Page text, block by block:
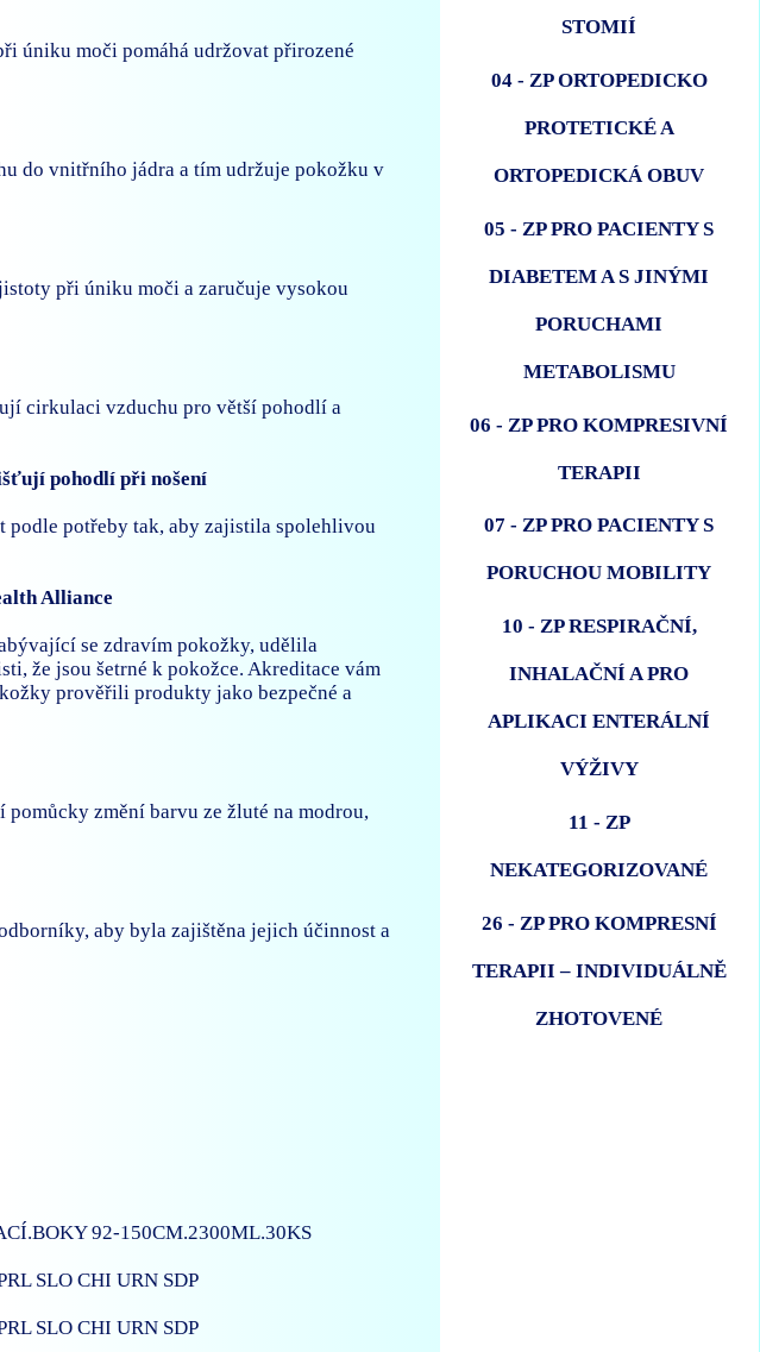
úniku moči pomáhá udržovat přirozené
do vnitřního jádra a tím udržuje pokožku v
při úniku moči a zaručuje vysokou
cirkulaci vzduchu pro větší pohodlí a
pohodlí při nošení
podle potřeby tak, aby zajistila spolehlivou
Alliance
se zdravím pokožky, udělila
že jsou šetrné k pokožce. Akreditace vám
prověřili produkty jako bezpečné a
změní barvu ze žluté na modrou,
aby byla zajištěna jejich účinnost a
92-150CM.2300ML.30KS
SLO CHI URN SDP
SLO CHI URN SDP
STOMIÍ
04 - ZP ORTOPEDICKO
PROTETICKÉ A
ORTOPEDICKÁ OBUV
05 - ZP PRO PACIENTY S
DIABETEM A S JINÝMI
PORUCHAMI
METABOLISMU
06 - ZP PRO KOMPRESIVNÍ
TERAPII
07 - ZP PRO PACIENTY S
PORUCHOU MOBILITY
10 - ZP RESPIRAČNÍ,
INHALAČNÍ A PRO
APLIKACI ENTERÁLNÍ
VÝŽIVY
11 - ZP
NEKATEGORIZOVANÉ
26 - ZP PRO KOMPRESNÍ
TERAPII – INDIVIDUÁLNĚ
ZHOTOVENÉ